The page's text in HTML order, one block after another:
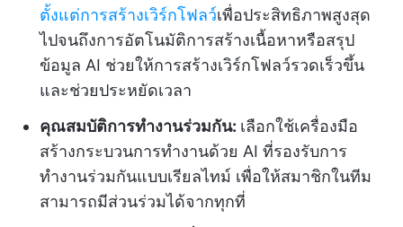
ตั้งแต่การสร้างเวิร์กโฟลว์เพื่อประสิทธิภาพสูงสุด
ไปจนถึงการอัตโนมัติการสร้างเนื้อหาหรือสรุป
ข้อมูล AI ช่วยให้การสร้างเวิร์กโฟลว์รวดเร็วขึ้น
และช่วยประหยัดเวลา
คุณสมบัติการทำงานร่วมกัน: เลือกใช้เครื่องมือ
สร้างกระบวนการทำงานด้วย AI ที่รองรับการ
ทำงานร่วมกันแบบเรียลไทม์ เพื่อให้สมาชิกในทีม
สามารถมีส่วนร่วมได้จากทุกที่